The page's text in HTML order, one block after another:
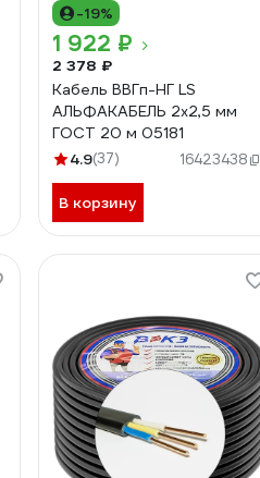
-19%
1 922 ₽
2 378 ₽
Кабель ВВГп-НГ LS
АЛЬФАКАБЕЛЬ 2х2,5 мм
ГОСТ 20 м 05181
4.9(37) 16423438
В корзину